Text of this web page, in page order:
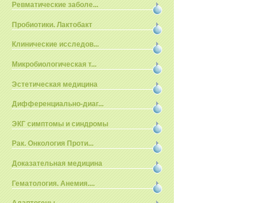
Ревматические заболе...
Пробиотики. Лактобакт
Клинические исследов...
Микробиологическая т...
Эстетическая медицина
Дифференциально-диаг...
ЭКГ симптомы и синдромы
Рак. Онкология Проти...
Доказательная медицина
Гематология. Анемия....